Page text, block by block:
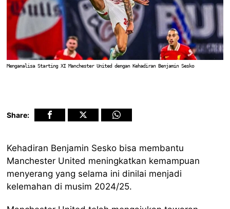
Menganalisa Starting XI Manchester United dengan Kehadiran Benjamin Sesko
Share:
Kehadiran Benjamin Sesko bisa membantu
Manchester United meningkatkan kemampuan
menyerang yang selama ini dinilai menjadi
kelemahan di musim 2024/25.